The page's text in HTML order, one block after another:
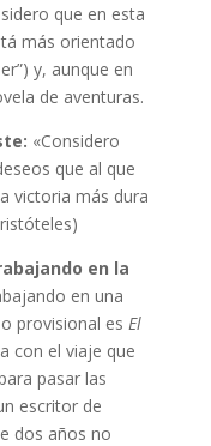
que en esta
más orientado
y, aunque en
de aventuras.
«Considero
que al que
victoria más dura
en la
en una
provisional es El
con el viaje que
pasar las
escritor de
dos años no